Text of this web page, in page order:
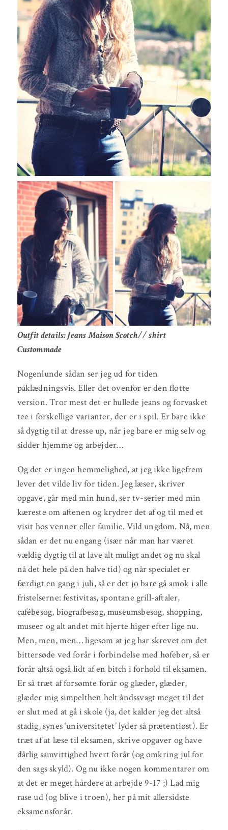
Outfit details: Jeans Maison Scotch// shirt
Custommade
Nogenlunde sådan ser jeg ud for tiden
påklædningsvis. Eller det ovenfor er den flotte
version. Tror mest det er hullede jeans og forvasket
tee i forskellige varianter, der er i spil. Er bare ikke
så dygtig til at dresse up, når jeg bare er mig selv og
sidder hjemme og arbejder…
Og det er ingen hemmelighed, at jeg ikke ligefrem
lever det vilde liv for tiden. Jeg læser, skriver
opgave, går med min hund, ser tv-serier med min
kæreste om aftenen og krydrer det af og til med et
visit hos venner eller familie. Vild ungdom. Nå, men
sådan er det nu engang (især når man har været
vældig dygtig til at lave alt muligt andet og nu skal
nå det hele på den halve tid) og når specialet er
færdigt en gang i juli, så er det jo bare gå amok i alle
fristelserne: festivitas, spontane grill-aftaler,
cafébesøg, biografbesøg, museumsbesøg, shopping,
museer og alt andet mit hjerte higer efter lige nu.
Men, men, men… ligesom at jeg har skrevet om det
bittersøde ved forår i forbindelse med høfeber, så er
forår altså også lidt af en bitch i forhold til eksamen.
Er så træt af forsømte forår og glæder, glæder,
glæder mig simpelthen helt åndssvagt meget til det
er slut med at gå i skole (ja, det kalder jeg det altså
stadig, synes ‘universitetet’ lyder så prætentiøst). Er
træt af at læse til eksamen, skrive opgaver og have
dårlig samvittighed hvert forår (og omkring jul for
den sags skyld). Og nu ikke nogen kommentarer om
at det er meget hårdere at arbejde 9-17 ;) Lad mig
rase ud (og blive i troen), her på mit allersidste
eksamensforår.